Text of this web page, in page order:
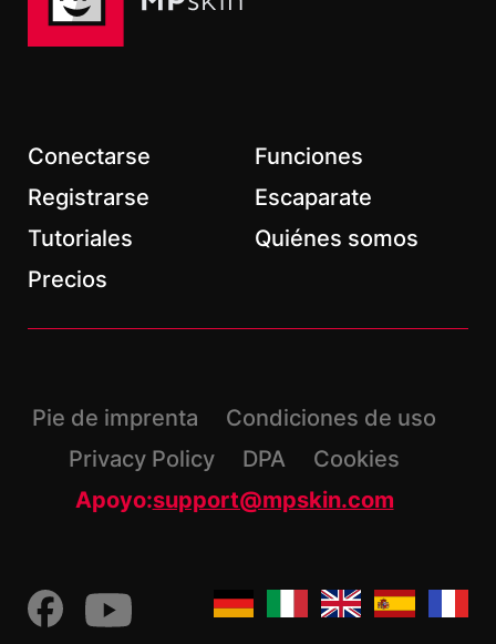
* Campos obligatorios
Conectarse
Registrarse
Funciones
Escaparate
Tutoriales
Precios
Quiénes somos
Pie de imprenta
Condiciones de uso
Privacy Policy
DPA
Cookies
Apoyo:support@mpskin.com